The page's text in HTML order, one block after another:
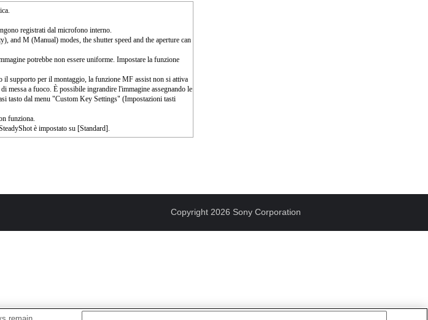
registrati dal microfono interno.
and M (Manual) modes, the shutter speed and the aperture can
potrebbe non essere uniforme. Impostare la funzione
supporto per il montaggio, la funzione MF assist non si attiva
messa a fuoco. È possibile ingrandire l'immagine assegnando le
tasto dal menu "Custom Key Settings" (Impostazioni tasti
funziona.
è impostato su [Standard].
Copyright 2026 Sony Corporation